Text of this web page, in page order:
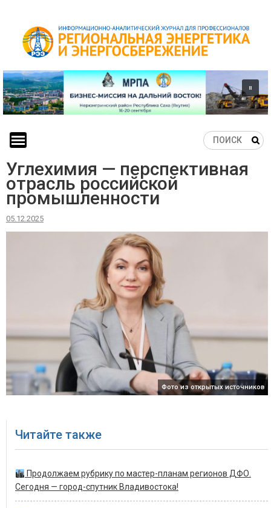
content
Углехимия — перспективная
отрасль российской
промышленности
05.12.2025
Фото из открытых источников
Читайте также
Продолжаем рубрику по мастер-планам регионов ДФО.
Сегодня — город-спутник Владивостока!